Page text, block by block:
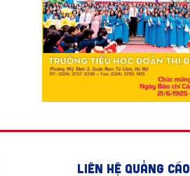
LIÊN HỆ QUẢNG CÁO